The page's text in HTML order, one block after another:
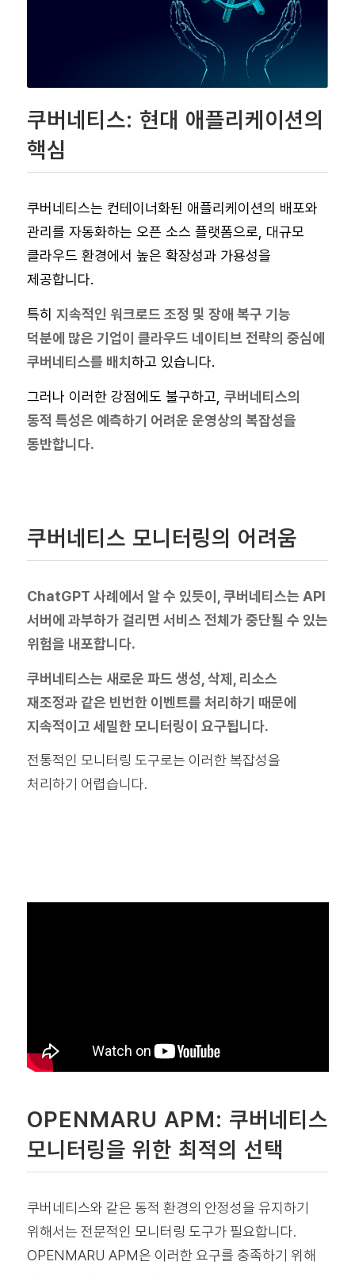
쿠버네티스: 현대 애플리케이션의
핵심
쿠버네티스는 컨테이너화된 애플리케이션의 배포와
관리를 자동화하는 오픈 소스 플랫폼으로, 대규모
클라우드 환경에서 높은 확장성과 가용성을
제공합니다.
특히 지속적인 워크로드 조정 및 장애 복구 기능
덕분에 많은 기업이 클라우드 네이티브 전략의 중심에
쿠버네티스를 배치 하고 있습니다.
그러나 이러한 강점에도 불구하고, 쿠버네티스의
동적 특성은 예측하기 어려운 운영상의 복잡성을
동반합니다.
쿠버네티스 모니터링의 어려움
ChatGPT 사례에서 알 수 있듯이, 쿠버네티스는 API
서버에 과부하가 걸리면 서비스 전체가 중단될 수 있는
위험을 내포합니다.
쿠버네티스는 새로운 파드 생성, 삭제, 리소스
재조정과 같은 빈번한 이벤트를 처리하기 때문에
지속적이고 세밀한 모니터링이 요구됩니다.
전통적인 모니터링 도구로는 이러한 복잡성을
처리하기 어렵습니다.
OPENMARU APM: 쿠버네티스
모니터링을 위한 최적의 선택
쿠버네티스와 같은 동적 환경의 안정성을 유지하기
위해서는 전문적인 모니터링 도구가 필요합니다.
OPENMARU APM은 이러한 요구를 충족하기 위해